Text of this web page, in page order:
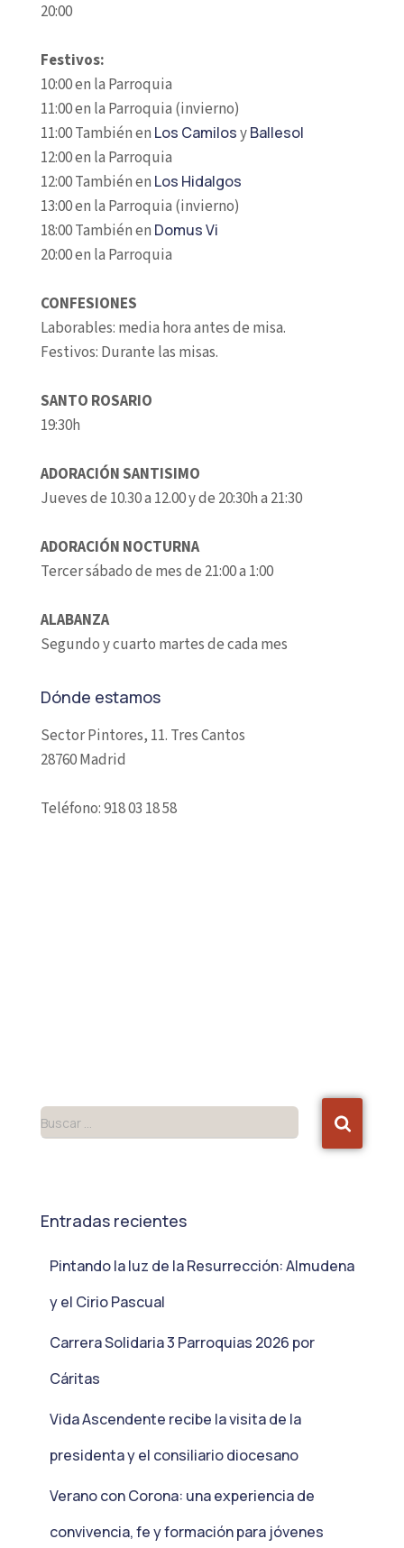
20:00
Festivos:
10:00 en la Parroquia
11:00 en la Parroquia (invierno)
11:00 También en Los CamilosyBallesol
12:00 en la Parroquia
12:00 También en Los Hidalgos
13:00 en la Parroquia (invierno)
18:00 También en Domus Vi
20:00 en la Parroquia
CONFESIONES
Laborables: media hora antes de misa.
Festivos: Durante las misas.
SANTO ROSARIO
19:30h
ADORACIÓN SANTISIMO
Jueves de 10.30 a 12.00 y de 20:30h a 21:30
ADORACIÓN NOCTURNA
Tercer sábado de mes de 21:00 a 1:00
ALABANZA
Segundo y cuarto martes de cada mes
Dónde estamos
Sector Pintores, 11. Tres Cantos
28760 Madrid
Teléfono: 918 03 18 58
Buscar …
Entradas recientes
Pintando la luz de la Resurrección: Almudena
y el Cirio Pascual
Carrera Solidaria 3 Parroquias 2026 por
Cáritas
Vida Ascendente recibe la visita de la
presidenta y el consiliario diocesano
Verano con Corona: una experiencia de
convivencia, fe y formación para jóvenes